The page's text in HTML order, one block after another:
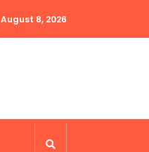
August 8, 2026